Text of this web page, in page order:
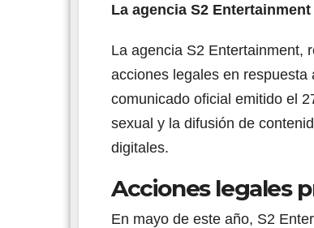
La agencia S2
La agencia S2 Entertainment,
acciones legales en
comunicado oficial emitido el
sexual y la difusión de
digitales.
Acciones legales
En mayo de este año, S2